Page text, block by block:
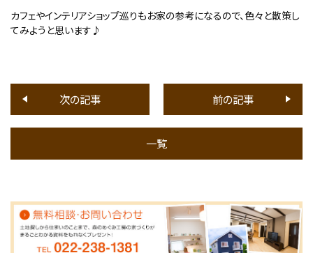
カフェやインテリアショップ巡りもお家の参考になるので、色々と散策し
てみようと思います♪
次の記事
一覧
前の記事